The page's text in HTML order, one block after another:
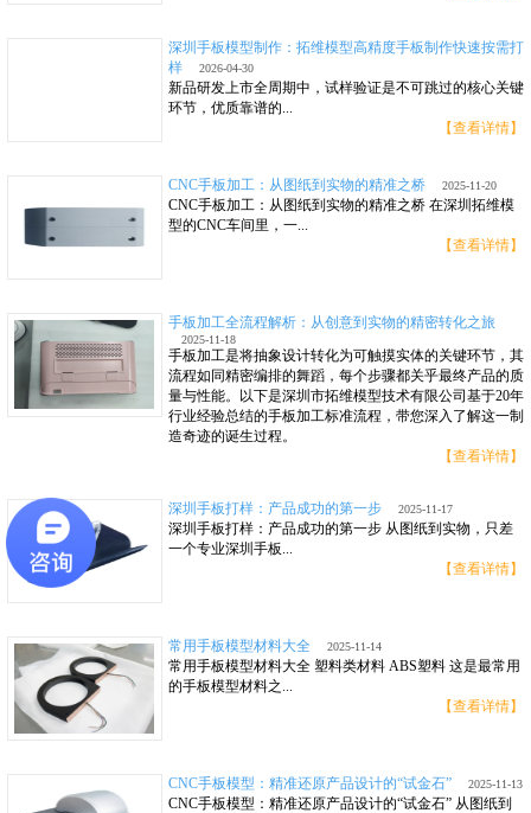
深圳手板模型制作：拓维模型高精度手板制作快速按需打
样
2026-04-30
新品研发上市全周期中，试样验证是不可跳过的核心关键
环节，优质靠谱的...
【查看详情】
CNC手板加工：从图纸到实物的精准之桥 2025-11-20
CNC手板加工：从图纸到实物的精准之桥 在深圳拓维模
型的CNC车间里，一...
【查看详情】
手板加工全流程解析：从创意到实物的精密转化之旅
2025-11-18
手板加工是将抽象设计转化为可触摸实体的关键环节，其
流程如同精密编排的舞蹈，每个步骤都关乎最终产品的质
量与性能。以下是深圳市拓维模型技术有限公司基于20年
行业经验总结的手板加工标准流程，带您深入了解这一制
造奇迹的诞生过程。
【查看详情】
深圳手板打样：产品成功的第一步 2025-11-17
深圳手板打样：产品成功的第一步 从图纸到实物，只差
一个专业深圳手板...
【查看详情】
常用手板模型材料大全 2025-11-14
常用手板模型材料大全 塑料类材料 ABS塑料 这是最常用
的手板模型材料之...
【查看详情】
CNC手板模型：精准还原产品设计的“试金石” 2025-11-13
CNC手板模型：精准还原产品设计的“试金石” 从图纸到